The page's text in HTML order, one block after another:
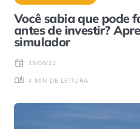
Você sabia que pode
antes de investir?
simulador
19/08/22
4 MIN DE LEITURA